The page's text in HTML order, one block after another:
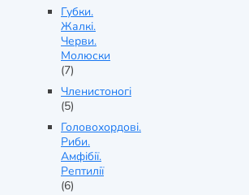
Губки.
Жалкі.
Черви.
Молюски
(7)
Членистоногі
(5)
Головохордові.
Риби.
Амфібії.
Рептилії
(6)